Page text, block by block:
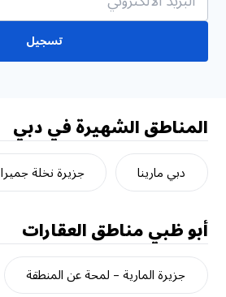
تسجيل
المناطق الشهيرة في دبي
دبي مارينا جزيرة نخلة جميرا
أبو ظبيمناطق العقارات
جزيرة المارية – لمحة عن المنطقة